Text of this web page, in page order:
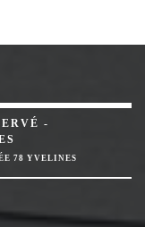
-
78 YVELINES